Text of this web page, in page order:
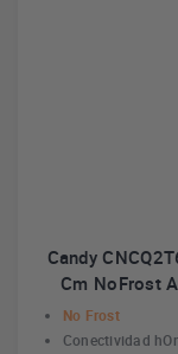
Candy
Cm NoFrost
No Frost
Conectividad